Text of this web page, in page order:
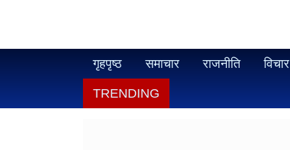
गृहपृष्ठ समाचार राजनीति विचार
TRENDING